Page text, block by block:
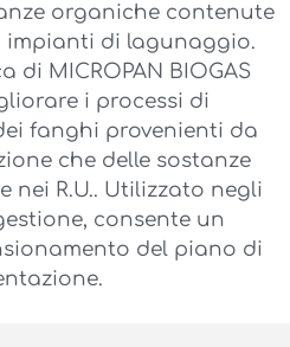
organiche contenute
impianti di lagunaggio.
di MICROPAN BIOGAS
i processi di
fanghi provenienti da
che delle sostanze
nei R.U.. Utilizzato negli
consente un
del piano di